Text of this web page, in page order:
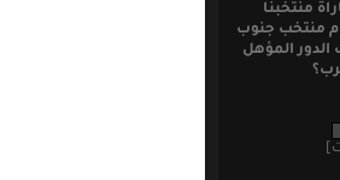
منتخبنا
منتخب جنوب
المؤهل